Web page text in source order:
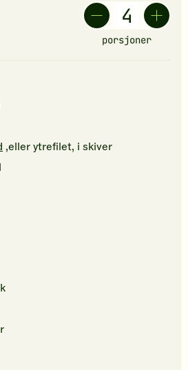
porsjoner
,eller ytrefilet, i skiver